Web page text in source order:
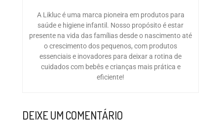
A Likluc é uma marca pioneira em produtos para
saúde e higiene infantil. Nosso propósito é estar
presente na vida das famílias desde o nascimento até
o crescimento dos pequenos, com produtos
essenciais e inovadores para deixar a rotina de
cuidados com bebês e crianças mais prática e
eficiente!
DEIXE UM COMENTÁRIO